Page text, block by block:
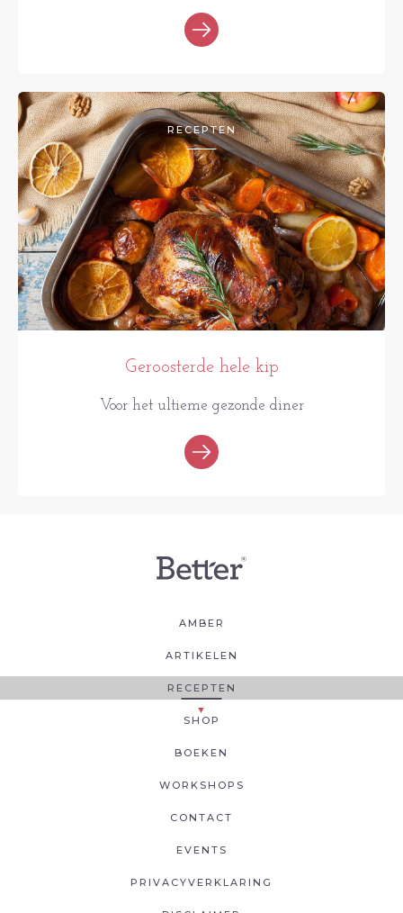
RECEPTEN
Geroosterde hele kip
Voor het ultieme gezonde diner
AMBER
ARTIKELEN
RECEPTEN
SHOP
BOEKEN
WORKSHOPS
CONTACT
EVENTS
PRIVACYVERKLARING